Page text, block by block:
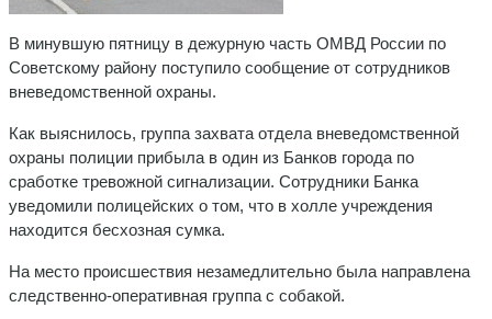
В минувшую пятницу в дежурную часть ОМВД России по
Советскому району поступило сообщение от сотрудников
вневедомственной охраны.
Как выяснилось, группа захвата отдела вневедомственной
охраны полиции прибыла в один из Банков города по
сработке тревожной сигнализации. Сотрудники Банка
уведомили полицейских о том, что в холле учреждения
находится бесхозная сумка.
На место происшествия незамедлительно была направлена
следственно-оперативная группа с собакой.